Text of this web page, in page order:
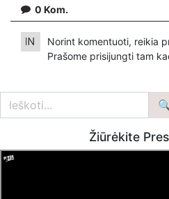
Patreon platformoje
Bankiniu pavedimu - Gavėjas -
Bankas MONESE, SWIFT (BIC)
0 Kom.
Norint komentuoti, reikia
Prašome prisijungti tam
Žiūrėkite